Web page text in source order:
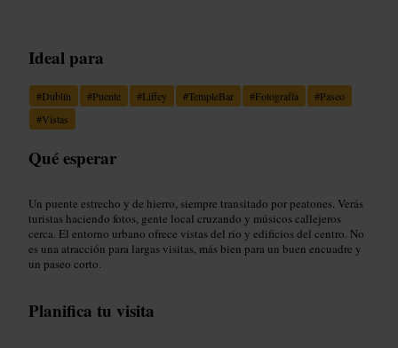
Ideal para
#Dublín #Puente #Liffey #TempleBar #Fotografía #Paseo
#Vistas
Qué esperar
Un puente estrecho y de hierro, siempre transitado por peatones. Verás
turistas haciendo fotos, gente local cruzando y músicos callejeros
cerca. El entorno urbano ofrece vistas del río y edificios del centro. No
es una atracción para largas visitas, más bien para un buen encuadre y
un paseo corto.
Planifica tu visita